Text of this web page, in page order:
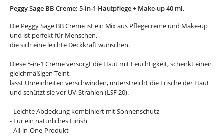
Peggy Sage BB Creme: 5-in-1 Hautpflege + Make-up 40 ml.
Die Peggy Sage BB Creme ist ein Mix aus Pflegecreme und Make-up
und ist perfekt für Menschen,
die sich eine leichte Deckkraft wünschen.
Diese 5-in-1 Creme versorgt die Haut mit Feuchtigkeit, schenkt einen
gleichmäßigen Teint,
lässt Unreinheiten verschwinden, unterstreicht die Frische der Haut
und schützt sie vor UV-Strahlen (LSF 20).
- Leichte Abdeckung kombiniert mit Sonnenschutz
- Für ein natürliches Finish
- All-in-One-Produkt